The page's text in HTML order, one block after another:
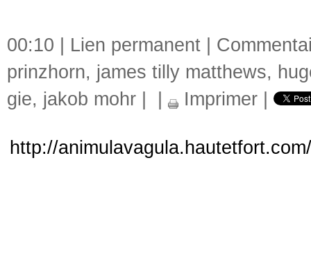
00:10 | Lien permanent
prinzhorn, james tilly matthews,
gie, jakob mohr Imprimer
http://